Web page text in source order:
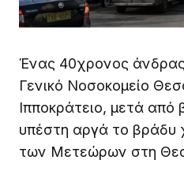
Ένας 40χρονος
Γενικό Νοσοκομείο
Ιπποκράτειο, μετά από
υπέστη αργά το βράδυ
των Μετεώρων στη